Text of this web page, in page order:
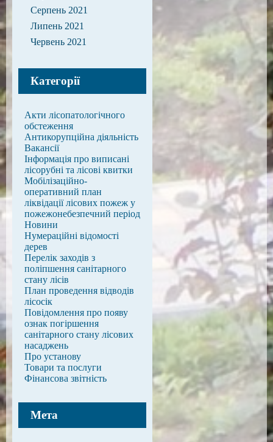
Серпень 2021
Липень 2021
Червень 2021
Категорії
Акти лісопатологічного
обстеження
Антикорупційна діяльність
Вакансії
Інформація про виписані
лісорубні та лісові квитки
Мобілізаційно-
оперативний план
ліквідації лісових пожеж у
пожежонебезпечний період
Новини
Нумераційні відомості
дерев
Перелік заходів з
поліпшення санітарного
стану лісів
План проведення відводів
лісосік
Повідомлення про появу
ознак погіршення
санітарного стану лісових
насаджень
Про установу
Товари та послуги
Фінансова звітність
Мета